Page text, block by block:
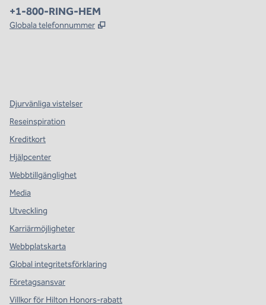
Telefon:
+1-800-RING-HEM
Globala telefonnummer ,
Djurvänliga vistelser
Reseinspiration
Kreditkort
Hjälpcenter
Webbtillgänglighet
Media
Utveckling
Karriärmöjligheter
Webbplatskarta
Global integritetsförklaring
Företagsansvar
Villkor för Hilton Honors-rabatt